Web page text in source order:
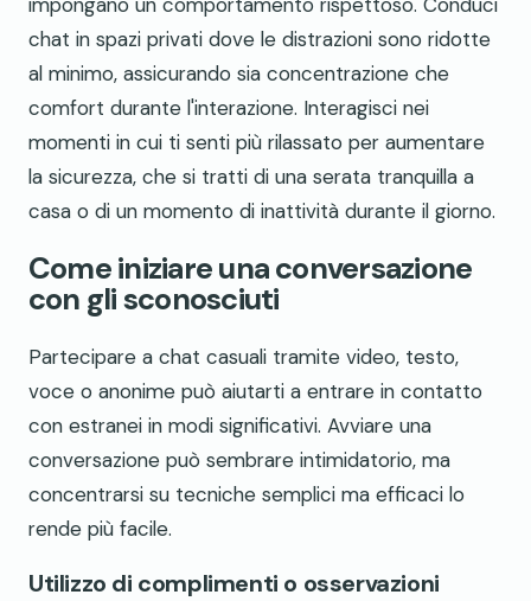
chat in spazi privati dove le distrazioni sono ridotte
al minimo, assicurando sia concentrazione che
comfort durante l'interazione. Interagisci nei
momenti in cui ti senti più rilassato per aumentare
la sicurezza, che si tratti di una serata tranquilla a
casa o di un momento di inattività durante il giorno.
Come iniziare una conversazione
con gli sconosciuti
Partecipare a chat casuali tramite video, testo,
voce o anonime può aiutarti a entrare in contatto
con estranei in modi significativi. Avviare una
conversazione può sembrare intimidatorio, ma
concentrarsi su tecniche semplici ma efficaci lo
rende più facile.
Utilizzo di complimenti o osservazioni